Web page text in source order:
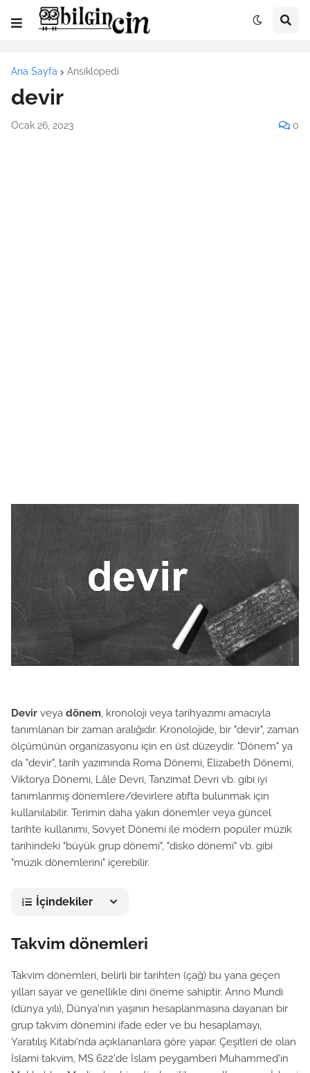
Ana Sayfa Ansiklopedi
devir
Ocak 26, 2023 0
Devir veya dönem, kronoloji veya tarihyazımı amacıyla
tanımlanan bir zaman aralığıdır. Kronolojide, bir "devir", zaman
ölçümünün organizasyonu için en üst düzeydir. "Dönem" ya
da "devir", tarih yazımında Roma Dönemi, Elizabeth Dönemi,
Viktorya Dönemi, Lâle Devri, Tanzimat Devri vb. gibi iyi
tanımlanmış dönemlere/devirlere atıfta bulunmak için
kullanılabilir. Terimin daha yakın dönemler veya güncel
tarihte kullanımı, Sovyet Dönemi ile modern popüler müzik
tarihindeki "büyük grup dönemi", "disko dönemi" vb. gibi
"müzik dönemlerini" içerebilir.
İçindekiler
Takvim dönemleri
Takvim dönemleri, belirli bir tarihten (çağ) bu yana geçen
yılları sayar ve genellikle dini öneme sahiptir. Anno Mundi
(dünya yılı), Dünya'nın yaşının hesaplanmasına dayanan bir
grup takvim dönemini ifade eder ve bu hesaplamayı,
Yaratılış Kitabı'nda açıklananlara göre yapar. Çeşitleri de olan
İslami takvim, MS 622'de İslam peygamberi Muhammed'in